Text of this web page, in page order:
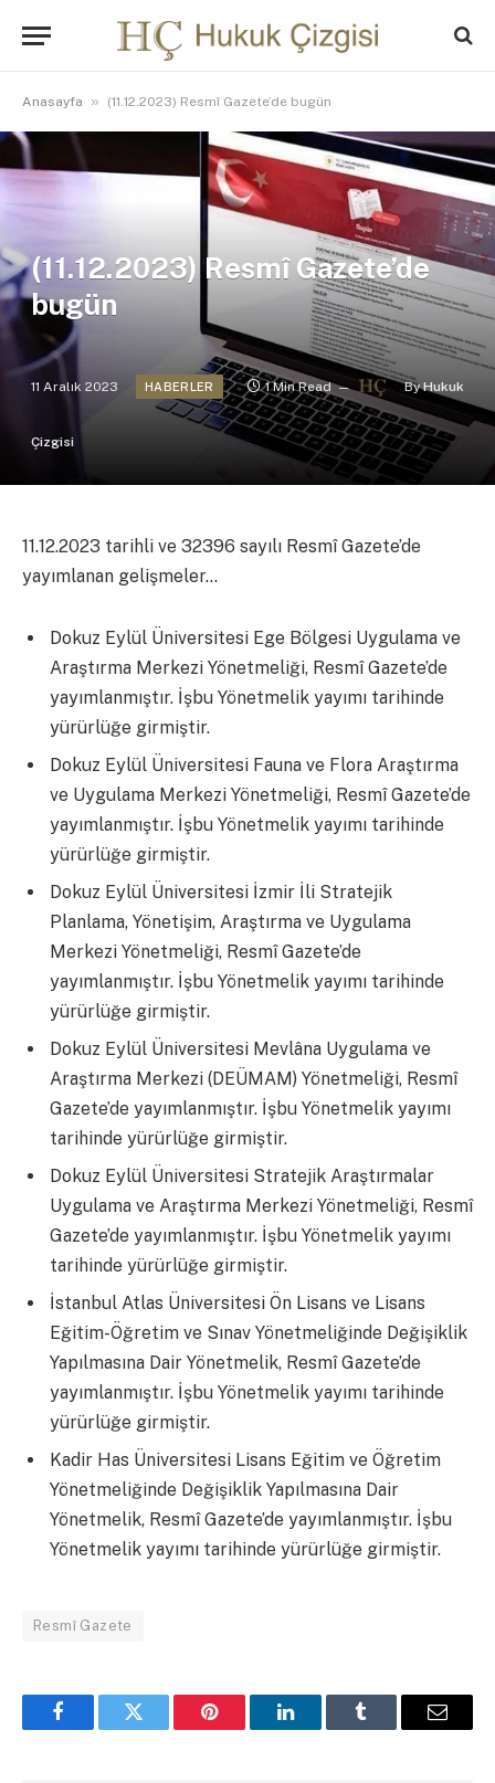
Anasayfa » (11.12.2023) Resmî Gazete’de bugün
(11.12.2023) Resmî Gazete’de
bugün
11 Aralık 2023 HABERLER 1 Min Read By Hukuk
Çizgisi
11.12.2023 tarihli ve 32396 sayılı Resmî Gazete’de
yayımlanan gelişmeler…
Dokuz Eylül Üniversitesi Ege Bölgesi Uygulama ve
Araştırma Merkezi Yönetmeliği, Resmî Gazete’de
yayımlanmıştır. İşbu Yönetmelik yayımı tarihinde
yürürlüğe girmiştir.
Dokuz Eylül Üniversitesi Fauna ve Flora Araştırma
ve Uygulama Merkezi Yönetmeliği, Resmî Gazete’de
yayımlanmıştır. İşbu Yönetmelik yayımı tarihinde
yürürlüğe girmiştir.
Dokuz Eylül Üniversitesi İzmir İli Stratejik
Planlama, Yönetişim, Araştırma ve Uygulama
Merkezi Yönetmeliği, Resmî Gazete’de
yayımlanmıştır. İşbu Yönetmelik yayımı tarihinde
yürürlüğe girmiştir.
Dokuz Eylül Üniversitesi Mevlâna Uygulama ve
Araştırma Merkezi (DEÜMAM) Yönetmeliği, Resmî
Gazete’de yayımlanmıştır. İşbu Yönetmelik yayımı
tarihinde yürürlüğe girmiştir.
Dokuz Eylül Üniversitesi Stratejik Araştırmalar
Uygulama ve Araştırma Merkezi Yönetmeliği, Resmî
Gazete’de yayımlanmıştır. İşbu Yönetmelik yayımı
tarihinde yürürlüğe girmiştir.
İstanbul Atlas Üniversitesi Ön Lisans ve Lisans
Eğitim-Öğretim ve Sınav Yönetmeliğinde Değişiklik
Yapılmasına Dair Yönetmelik, Resmî Gazete’de
yayımlanmıştır. İşbu Yönetmelik yayımı tarihinde
yürürlüğe girmiştir.
Kadir Has Üniversitesi Lisans Eğitim ve Öğretim
Yönetmeliğinde Değişiklik Yapılmasına Dair
Yönetmelik, Resmî Gazete’de yayımlanmıştır. İşbu
Yönetmelik yayımı tarihinde yürürlüğe girmiştir.
Resmî Gazete
FacebookTwitter Pinterest LinkedInTumblr Email